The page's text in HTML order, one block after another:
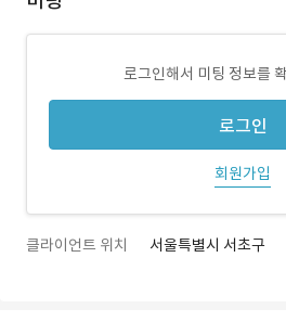
로그인해서 미팅 정보를
로그인
회원가입
클라이언트 위치 서울특별시 서초구